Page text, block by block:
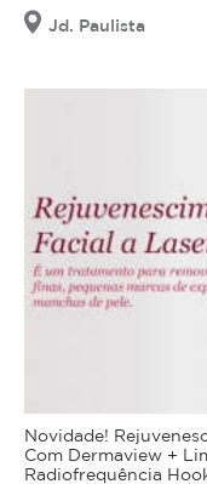
Jd. Paulista
Novidade!
Com Dermaview +
Radiofrequência